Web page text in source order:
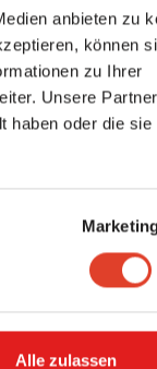
anbieten zu
können
zu Ihrer
Unsere
haben oder die sie
Alle zulassen
verbergen